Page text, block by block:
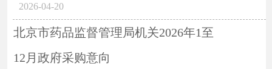
2026-04-20
北京市药品监督管理局机关2026年1至
12月政府采购意向